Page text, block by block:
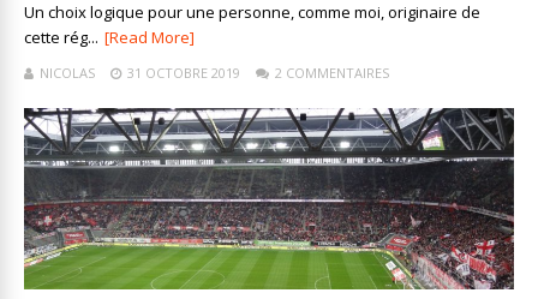
Un choix logique pour une personne, comme moi, originaire de
cette rég... [Read More]
NICOLAS 31 OCTOBRE 2019 2 COMMENTAIRES